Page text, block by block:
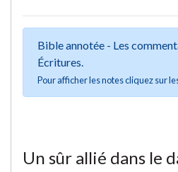
Bible annotée - Les
Écritures.
Pour afficher les notes cliquez sur
Un sûr allié dans le